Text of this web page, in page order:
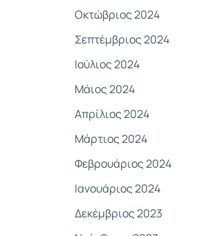
Οκτώβριος 2024
Σεπτέμβριος 2024
Ιούλιος 2024
Μάιος 2024
Απρίλιος 2024
Μάρτιος 2024
Φεβρουάριος 2024
Ιανουάριος 2024
Δεκέμβριος 2023